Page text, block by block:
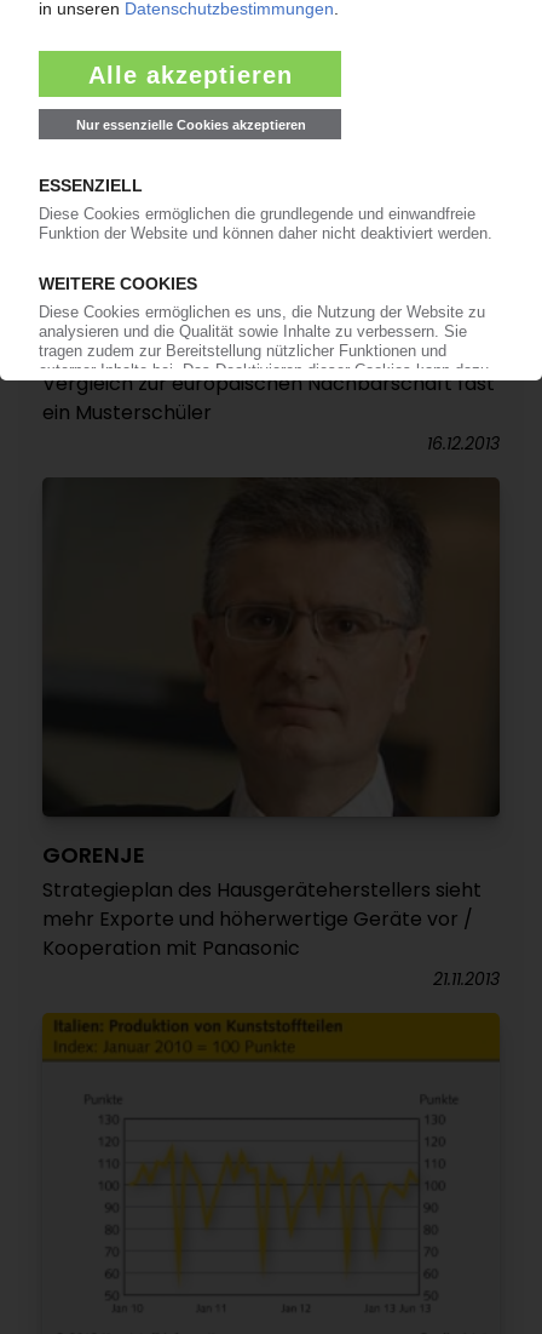
JAHRESRÜCKBLICK 2013
weniger Insolvenzen als im Vorjahr /
Automobilbau und K-Verarbeitung vorn / Bau
und Halbzeuge tendieren dagegen nur fest / Im
Vergleich zur europäischen Nachbarschaft fast
ein Musterschüler
16.12.2013
GORENJE
Strategieplan des Hausgeräteherstellers sieht
mehr Exporte und höherwertige Geräte vor /
Kooperation mit Panasonic
21.11.2013